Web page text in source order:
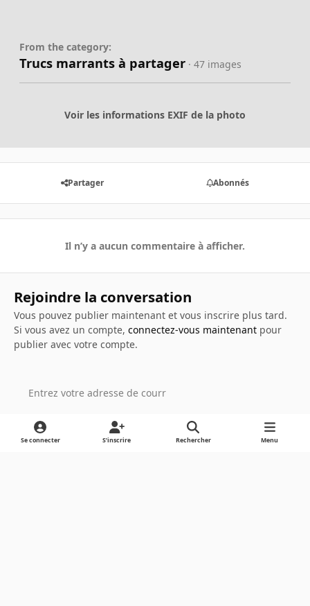
From the category:
Trucs marrants à partager · 47 images
Voir les informations EXIF de la photo
Partager Abonnés
Il n’y a aucun commentaire à afficher.
Rejoindre la conversation
Vous pouvez publier maintenant et vous inscrire plus tard.
Si vous avez un compte, connectez-vous maintenantpour
publier avec votre compte.
Ajouter un commentaire…
Se connecter S’inscrire Rechercher Menu